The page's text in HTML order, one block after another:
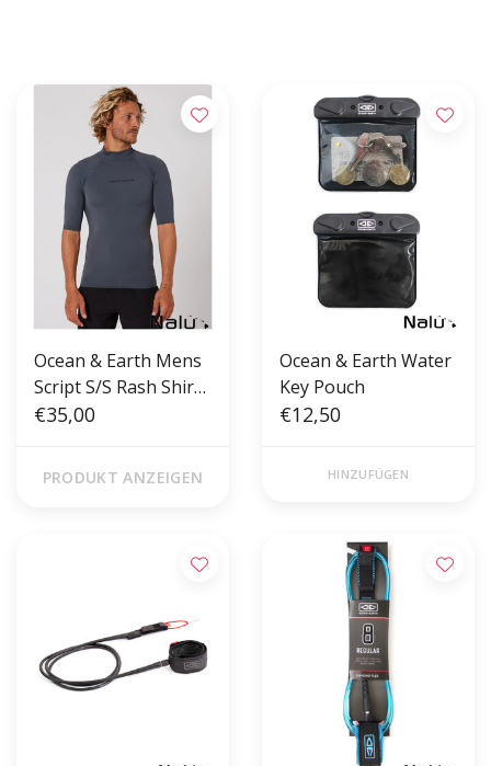
Ocean & Earth Mens
Script S/S Rash Shirt
Charcoal
€35,00
PRODUKT ANZEIGEN
Ocean & Earth Water
Key Pouch
€12,50
HINZUFÜGEN